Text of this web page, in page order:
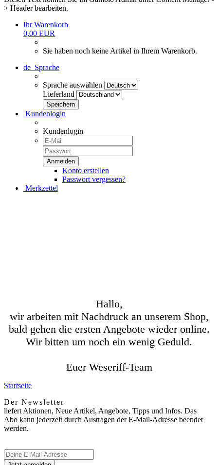
> Header bearbeiten.
Ihr Warenkorb
0,00 EUR
Sie haben noch keine Artikel in Ihrem Warenkorb.
de Sprache
Sprache auswählen
Lieferland
Kundenlogin
Kundenlogin
Konto erstellen
Passwort vergessen?
Merkzettel
Hallo,
wir arbeiten mit Nachdruck an unserem Shop,
bald gehen die ersten Angebote wieder online.
Wir bitten um noch ein wenig Geduld.
Euer Weseriff-Team
Startseite
Der Newsletter
liefert Aktionen, Neue Artikel, Angebote, Tipps und Infos. Das
Abo kann jederzeit durch Austragen der E-Mail-Adresse beendet
werden.